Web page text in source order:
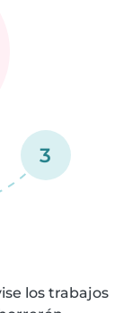
3
los trabajos